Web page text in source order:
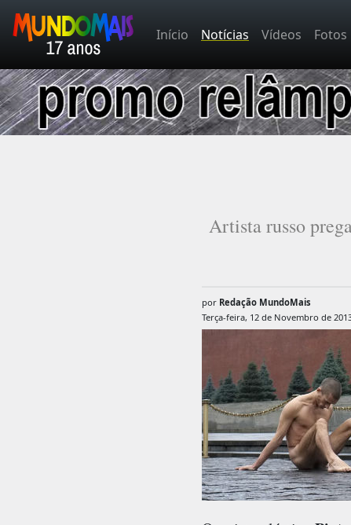
Início Notícias Vídeos Fotos
Artista russo
por Redação MundoMais
Terça-feira, 12 de Novembro de